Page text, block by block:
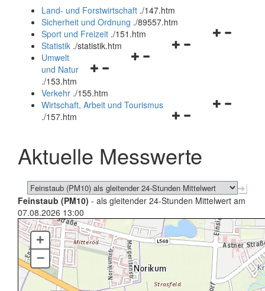
und
schließen
Land- und Forstwirtschaft ./147.htm
Sicherheit und Ordnung ./89557.htm
Navigationsmenü
Sport und Freizeit ./151.htm
Navigationsmenü
Statistik ./statistik.htm
Navigationsmenü
und
schließen
Umwelt
und Natur
./153.htm
Verkehr ./155.htm
Navigationsmenü
schließen
Wirtschaft, Arbeit und Tourismus
./157.htm
Aktuelle Messwerte
Feinstaub (PM10) - als gleitender 24-Stunden Mittelwert am
07.08.2026 13:00
+
–